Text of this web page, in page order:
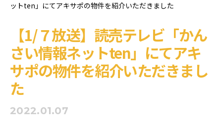
ットten」にてアキサポの物件を紹介いただきました
【1/７放送】読売テレビ「かん
さい情報ネットten」にてアキ
サポの物件を紹介いただきまし
た
2022.01.07